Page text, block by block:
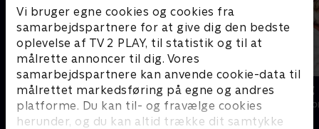
Vi bruger egne cookies og cookies fra
samarbejdspartnere for at give dig den bedste
oplevelse af TV 2 PLAY, til statistik og til at
målrette annoncer til dig. Vores
samarbejdspartnere kan anvende cookie-data til
målrettet markedsføring på egne og andres
platforme. Du kan til- og fravælge cookies
herunder, og du kan altid trække dit samtykke
Franske drømmeslotte
Livsstil • 6 sæsoner
Han, hun
Livsstil • 8